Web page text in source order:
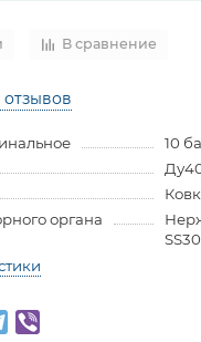
В сравнение
отзывов
10
органа